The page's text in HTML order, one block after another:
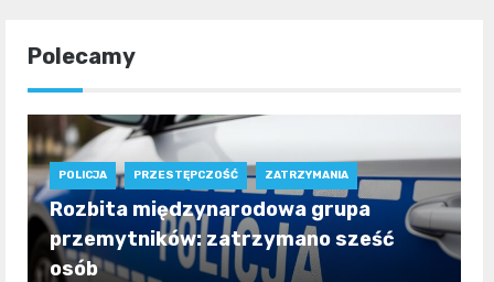
Polecamy
POLICJA PRZESTĘPCZOŚĆ ZATRZYMANIA
Rozbita międzynarodowa grupa
przemytników: zatrzymano sześć
osób